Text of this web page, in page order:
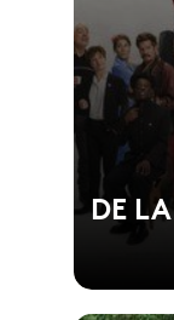
DE